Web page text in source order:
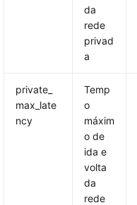
da
rede
privad
a
private_
max_late
ncy
Temp
o
máxim
o de
ida e
volta
da
rede